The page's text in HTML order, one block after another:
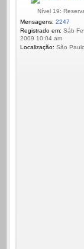
Nível 19:
Mensagens: 2247
Registrado em: Sáb
2009 10:04 am
Localização: São Paulo